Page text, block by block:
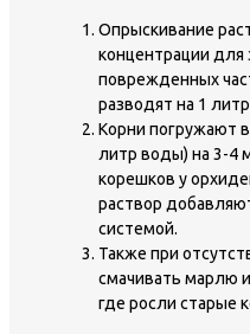
Опрыскивание
концентрации
поврежденных
разводят на 1
Корни погружают
литр воды) на 3-4
корешков у
раствор
системой.
Также при
смачивать марлю
где росли старые